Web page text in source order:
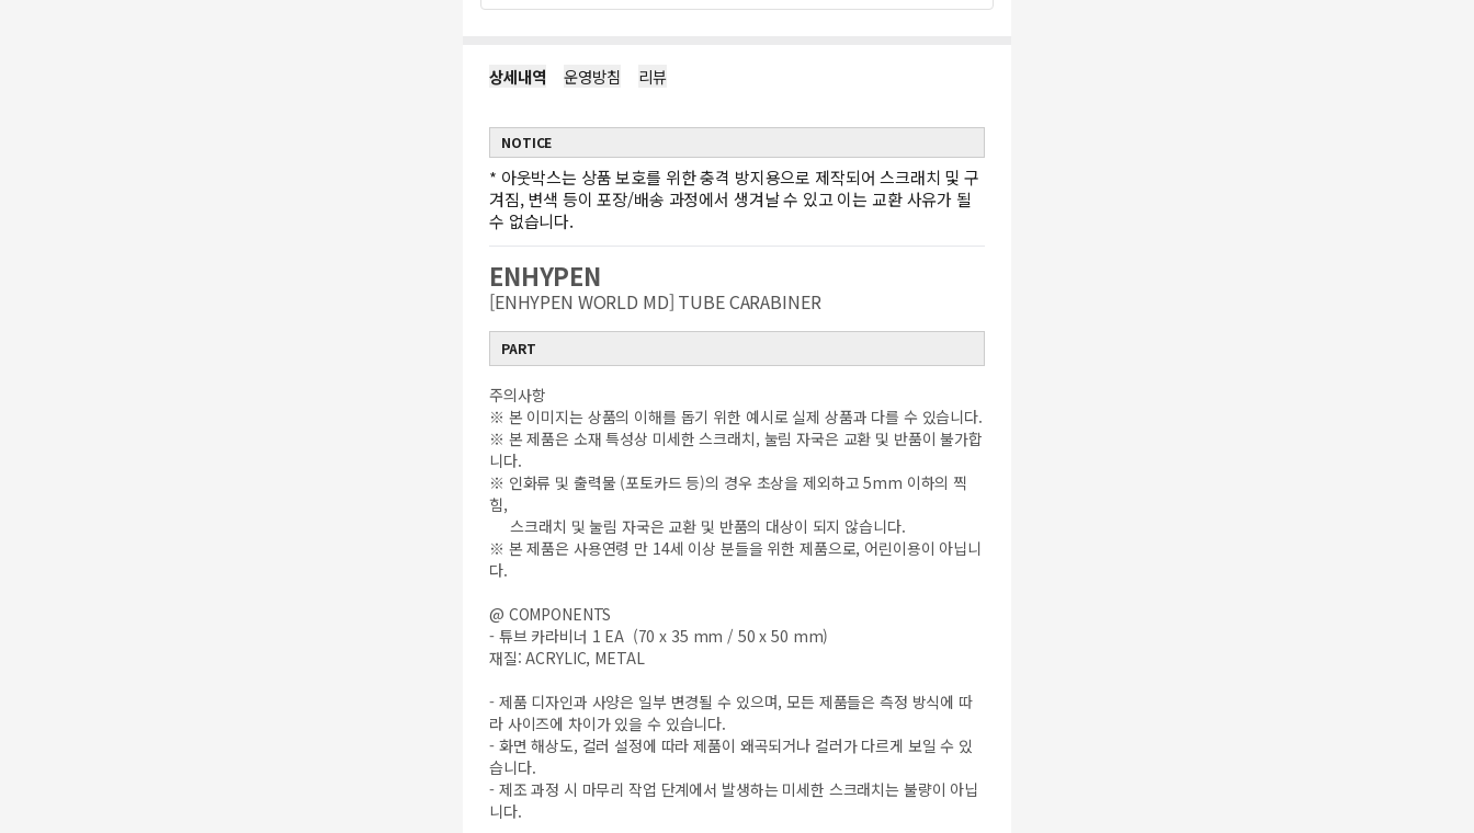
상세내역 운영방침 리뷰
NOTICE
* 아웃박스는 상품 보호를 위한 충격 방지용으로 제작되어 스크래치 및 구
겨짐, 변색 등이 포장/배송 과정에서 생겨날 수 있고 이는 교환 사유가 될
수 없습니다.
ENHYPEN
[ENHYPEN WORLD MD] TUBE CARABINER
PART
주의사항
※ 본 이미지는 상품의 이해를 돕기 위한 예시로 실제 상품과 다를 수 있습니다.
※ 본 제품은 소재 특성상 미세한 스크래치, 눌림 자국은 교환 및 반품이 불가합
니다.
※ 인화류 및 출력물 (포토카드 등)의 경우 초상을 제외하고 5mm 이하의 찍
힘,
스크래치 및 눌림 자국은 교환 및 반품의 대상이 되지 않습니다.
※ 본 제품은 사용연령 만 14세 이상 분들을 위한 제품으로, 어린이용이 아닙니
다.
@ COMPONENTS
- 튜브 카라비너 1 EA (70 x 35 mm / 50 x 50 mm)
재질: ACRYLIC, METAL
- 제품 디자인과 사양은 일부 변경될 수 있으며, 모든 제품들은 측정 방식에 따
라 사이즈에 차이가 있을 수 있습니다.
- 화면 해상도, 컬러 설정에 따라 제품이 왜곡되거나 컬러가 다르게 보일 수 있
습니다.
- 제조 과정 시 마무리 작업 단계에서 발생하는 미세한 스크래치는 불량이 아닙
니다.